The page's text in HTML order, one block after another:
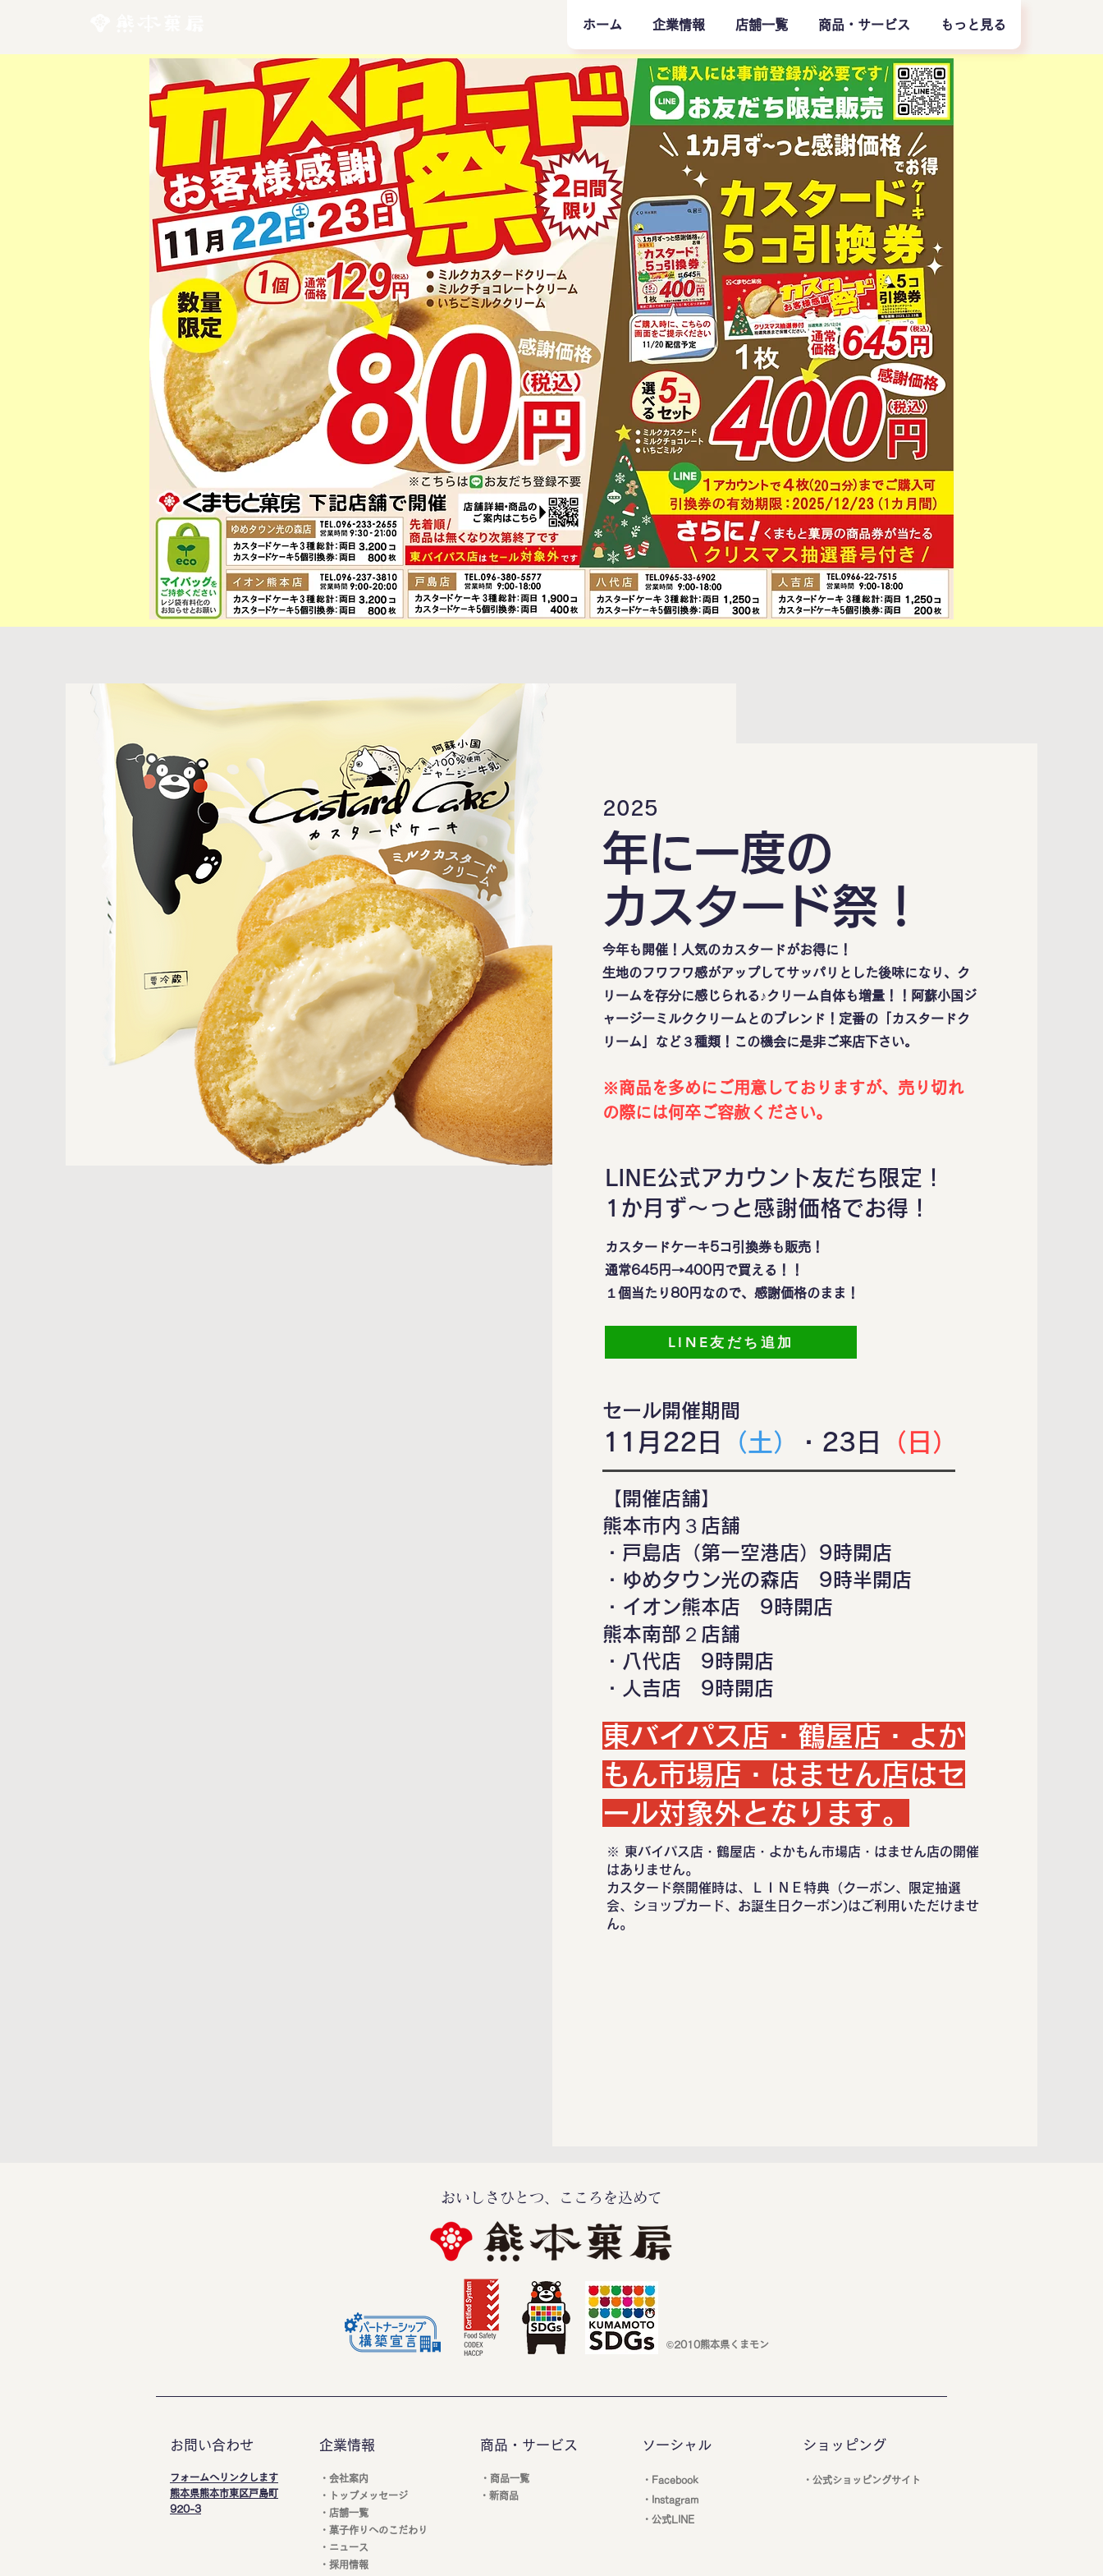
ホーム 企業情報 店舗一覧 商品・サービス もっと見る
2025
年に一度の
カスタード祭！
今年も開催！人気のカスタードがお得に！
生地のフワフワ感がアップしてサッパリとした後味になり、ク
リームを存分に感じられる♪クリーム自体も増量！！阿蘇小国ジ
ャージーミルククリームとのブレンド！定番の「カスタードク
リーム」など３種類！この機会に是非ご来店下さい。
※商品を多めにご用意しておりますが、売り切れ
の際には何卒ご容赦ください。
LINE公式アカウント友だち限定！
1か月ず～っと感謝価格でお得！
カスタードケーキ5コ引換券も販売！
​通常645円→400円で買える！！
１個当たり80円なので、感謝価格のまま！
LINE友だち追加
セール開催期間
11月22日 （土） ・23日 （日）
【開催店舗】
熊本市内３店舗
・戸島店（第一空港店）9時開店
​・ゆめタウン光の森店 9時半開店
・イオン熊本店 9時開店
熊本南部２店舗
・八代店 9時開店
​・人吉店 9時開店
東バイパス店・鶴屋店・よか
もん市場店・はません店はセ
ール対象外となります。
※ 東バイパス店・鶴屋店・よかもん市場店・はません店の開催
はありません。
カスタード祭開催時は、ＬＩＮＥ特典（クーポン、限定抽選
会、ショップカード、お誕生日クーポン)はご利用いただけませ
ん。
おいしさひとつ、こころを込めて
©2010熊本県くまモン
お問い合わせ
フォームへリンクします
​熊本県熊本市東区戸島町
920-3
企業情報
・会社案内
・トップメッセージ
・店舗一覧
・菓子作りへのこだわり
・ニュース
・採用情報
商品・サービス
・商品一覧
・新商品
ソーシャル
・Facebook
・Instagram
・公式LINE
ショッピング
・公式ショッピングサイト